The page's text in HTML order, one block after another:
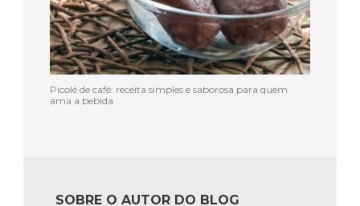
Picolé de café: receita simples e saborosa para quem
ama a bebida
SOBRE O AUTOR DO BLOG